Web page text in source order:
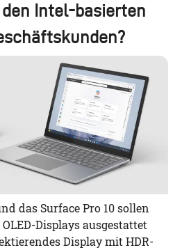
Intel-basierten
das Surface Pro 10 sollen
Displays ausgestattet
Display mit HDR-